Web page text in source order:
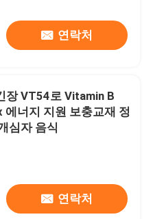
연락처
장 VT54로 Vitamin B
에너지 지원 보충교재 정
심자 음식
연락처